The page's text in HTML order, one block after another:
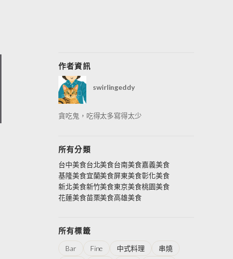
作者資訊
swirlingeddy
貪吃鬼，吃得太多寫得太少
所有分類
台中美食台北美食台南美食嘉義美食
基隆美食宜蘭美食屏東美食彰化美食
新北美食新竹美食東京美食桃園美食
花蓮美食苗栗美食高雄美食
所有標籤
Bar Fine 中式料理
串燒